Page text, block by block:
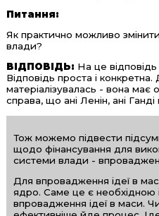
Питання:
Як практично можливо
влади?
ВІДПОВІДЬ: На це
Відповідь проста і
матеріалізувалась - вона має
справа, що ані Ленін, ані
Тож можемо підвести
щодо фінансування для
системи влади -
Для впровадження ідеї в
ядро. Саме це є необхідною
впровадження ідеї в маси.